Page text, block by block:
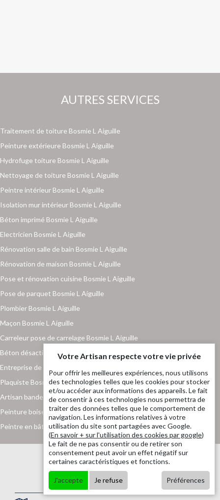
AUTRES SERVICES
Traitement de toiture Bosmie L Aiguille
Peinture extérieure Bosmie L Aiguille
Hydrofuge toiture Bosmie L Aiguille
Nettoyage de toiture Bosmie L Aiguille
Peintre intérieur Bosmie L Aiguille
Isolation mur intérieur Bosmie L Aiguille
Béton imprimé Bosmie L Aiguille
Electricien Bosmie L Aiguille
Rénovation salle de bain Bosmie L Aiguille
Rénovation de maison Bosmie L Aiguille
Pose et rénovation cuisine Bosmie L Aiguille
Pose de parquet Bosmie L Aiguille
Plombier Bosmie L Aiguille
Maçon Bosmie L Aiguille
Carreleur pose de carrelage Bosmie L Aiguille
Béton désactivé Bosmie L Aiguille
Entreprise de maçonnerie Bosmie L Aiguille
Plaquiste Bosmie L Aiguille
Artisan bande placo Bosmie L Aiguille
Peinture boiserie et ferronnerie Bosmie L Aiguille
Peintre en bâtiment Bosmie L Aiguille
Votre Artisan respecte votre vie privée
Pour offrir les meilleures expériences, nous utilisons
des technologies telles que les cookies pour stocker
et/ou accéder aux informations des appareils. Le fait
de consentir à ces technologies nous permettra de
traiter des données telles que le comportement de
navigation. Les informations relatives à votre
utilisation du site sont partagées avec Google.
(En savoir + sur l'utilisation des cookies par google)
Le fait de ne pas consentir ou de retirer son
consentement peut avoir un effet négatif sur
certaines caractéristiques et fonctions.
J'accepte Je refuse Préférences